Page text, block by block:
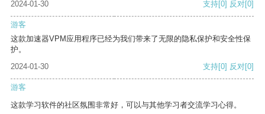
2024-01-30 支持[0] 反对[0]
游客
这款加速器VPM应用程序已经为我们带来了无限的隐私保护和安全性保
护。
2024-01-30
支持[0] 反对[0]
游客
这款学习软件的社区氛围非常好，可以与其他学习者交流学习心得。